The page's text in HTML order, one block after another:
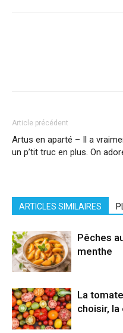
Article précédent
Artus en aparté – Il a
un p’tit truc en plus. On
ARTICLES SIMILAIRES
Pêches
menthe
La
choisir,